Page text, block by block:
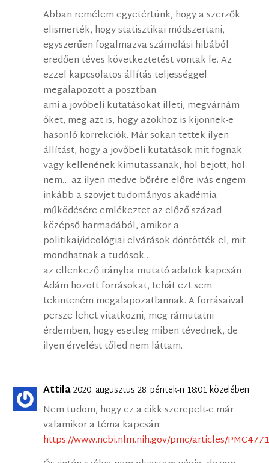
Abban remélem egyetértünk, hogy a szerzők
elismerték, hogy statisztikai módszertani,
egyszerűen fogalmazva számolási hibából
eredően téves következtetést vontak le. Az
ezzel kapcsolatos állítás teljességgel
megalapozott a posztban.
ami a jövőbeli kutatásokat illeti, megvárnám
őket, meg azt is, hogy azokhoz is kijönnek-e
hasonló korrekciók. Már sokan tettek ilyen
állítást, hogy a jövőbeli kutatások mit fognak
vagy kellenének kimutassanak, hol bejött, hol
nem… az ilyen medve bőrére előre ivás engem
inkább a szovjet tudományos akadémia
működésére emlékeztet az előző század
középső harmadából, amikor a
politikai/ideológiai elvárások döntötték el, mit
mondhatnak a tudósok…
az ellenkező irányba mutató adatok kapcsán
Ádám hozott forrásokat, tehát ezt sem
tekinteném megalapozatlannak. A forrásaival
persze lehet vitatkozni, meg rámutatni
érdemben, hogy esetleg miben tévednek, de
ilyen érvelést tőled nem láttam.
Attila2020. augusztus 28. péntek-n 18:01 közelében
Nem tudom, hogy ez a cikk szerepelt-e már
valamikor a téma kapcsán:
https://www.ncbi.nlm.nih.gov/pmc/articles/